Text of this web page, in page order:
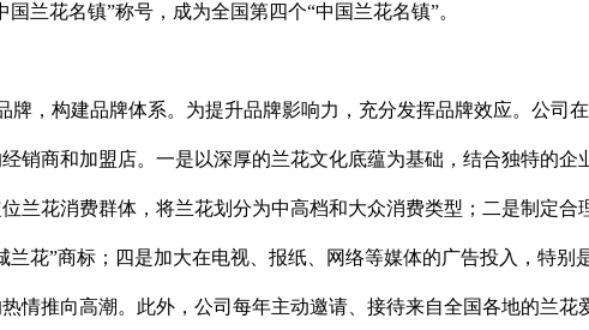
兰花名镇”称号，成为全国第四个“中国兰花名镇”。
牌，构建品牌体系。为提升品牌影响力，充分发挥品牌效应。公司
销商和加盟店。一是以深厚的兰花文化底蕴为基础，结合独特的企
兰花消费群体，将兰花划分为中高档和大众消费类型；二是制定合
兰花”商标；四是加大在电视、报纸、网络等媒体的广告投入，特别
情推向高潮。此外，公司每年主动邀请、接待来自全国各地的兰花